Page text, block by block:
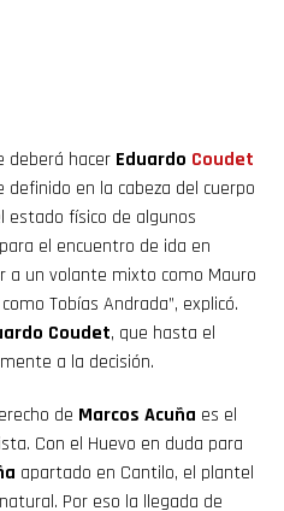
deberá hacer Eduardo Coudet
en la cabeza del cuerpo
estado físico de algunos
el encuentro de ida en
a un volante mixto como Mauro
Tobías Andrada”, explicó.
Coudet, que hasta el
a la decisión.
de Marcos Acuña es el
Con el Huevo en duda para
apartado en Cantilo, el plantel
Por eso la llegada de